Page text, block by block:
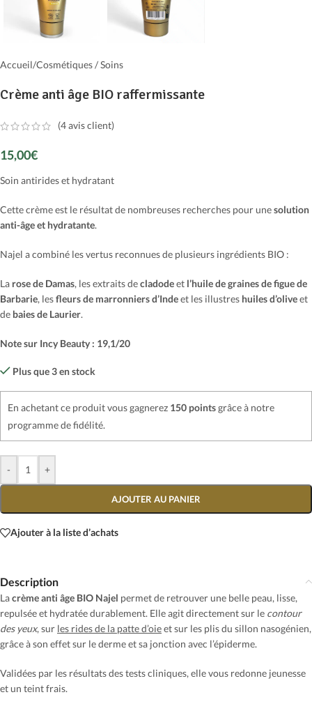
Accueil/Cosmétiques / Soins
Crème anti âge BIO raffermissante
(4avis client)
15,00€
Soin antirides et hydratant
Cette crème est le résultat de nombreuses recherches pour unesolution
anti-âge et hydratante.
Najel a combiné les vertus reconnues de plusieurs ingrédients BIO :
La rose de Damas, les extraits decladodeet l’huile de graines defigue de
Barbarie, lesfleurs de marronniers d’Indeet les illustres huiles d’oliveet
de baies de Laurier.
Note sur Incy Beauty : 19,1/20
Plus que 3 en stock
En achetant ce produit vous gagnerez 150 pointsgrâce à notre
programme de fidélité.
- +
AJOUTER AU PANIER
Ajouter à la liste d’achats
Description
Lacrème anti âge BIO Najel permet de retrouver une belle peau, lisse,
repulsée et hydratée durablement. Elle agit directement sur le contour
des yeux, sur les rides de la patte d’oieet sur les plis du sillon nasogénien,
grâce à son effet sur le derme et sa jonction avec l’épiderme.
Validées par les résultats des tests cliniques, elle vous redonne jeunesse
et un teint frais.